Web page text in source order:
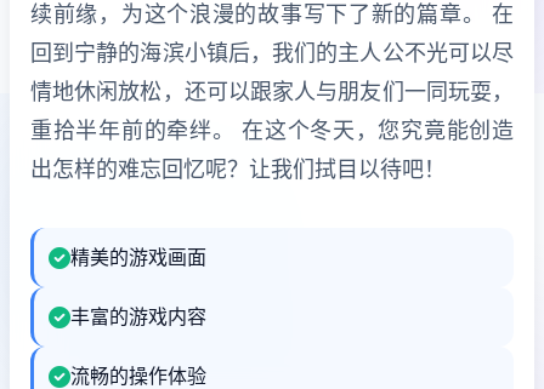
续前缘，为这个浪漫的故事写下了新的篇章。 在
回到宁静的海滨小镇后，我们的主人公不光可以尽
情地休闲放松，还可以跟家人与朋友们一同玩耍，
重拾半年前的牵绊。 在这个冬天，您究竟能创造
出怎样的难忘回忆呢？让我们拭目以待吧！
精美的游戏画面
丰富的游戏内容
流畅的操作体验